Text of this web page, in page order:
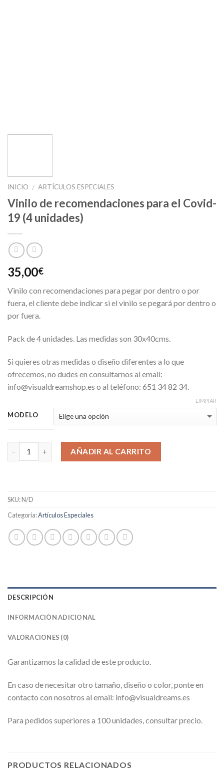
INICIO / ARTÍCULOS ESPECIALES
Vinilo de recomendaciones para el Covid-
19 (4 unidades)
35,00€
Vinilo con recomendaciones para pegar por dentro o por
fuera, el cliente debe indicar si el vinilo se pegará por dentro o
por fuera.
Pack de 4 unidades. Las medidas son 30x40cms.
Si quieres otras medidas o diseño diferentes a lo que
ofrecemos, no dudes en consultarnos al email:
info@visualdreamshop.es o al teléfono: 651 34 82 34.
MODELO
LIMPIAR
AÑADIR AL CARRITO
SKU:N/D
Categoría:Artículos Especiales
DESCRIPCIÓN
INFORMACIÓN ADICIONAL
VALORACIONES (0)
Garantizamos la calidad de este producto.
En caso de necesitar otro tamaño, diseño o color, ponte en
contacto con nosotros al email: info@visualdreams.es
Para pedidos superiores a 100 unidades, consultar precio.
PRODUCTOS RELACIONADOS